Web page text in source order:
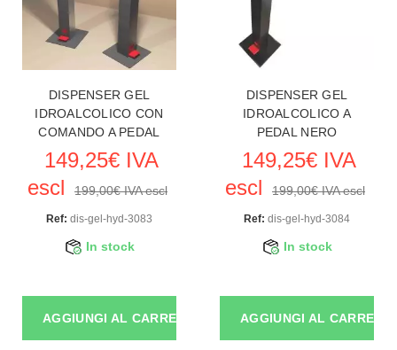
DISPENSER GEL
IDROALCOLICO CON
COMANDO A PEDAL
149,25€ IVA
escl
199,00€ IVA escl
Ref: dis-gel-hyd-3083
In stock
AGGIUNGI AL CARRELLO
DISPENSER GEL
IDROALCOLICO A
PEDAL NERO
149,25€ IVA
escl
199,00€ IVA escl
Ref: dis-gel-hyd-3084
In stock
AGGIUNGI AL